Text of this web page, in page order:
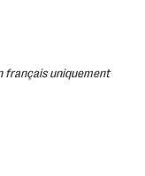
français uniquement